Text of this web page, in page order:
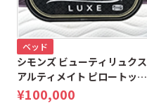
ベッド
シモンズ ビューティリュクス
アルティメイト ピロートップ
（シングル）
¥100,000